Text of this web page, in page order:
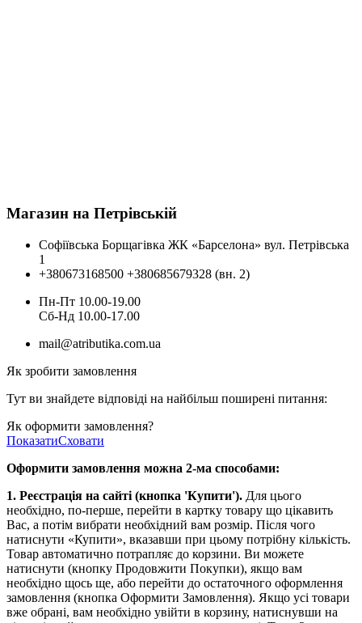
Магазин на Петрівській
Софіївська Борщагівка ЖК «Барселона» вул. Петрівська
1
+380673168500 +380685679328 (вн. 2)
Пн-Пт 10.00-19.00
Cб-Нд 10.00-17.00
mail@atributika.com.ua
Як зробити замовлення
Тут ви знайдете відповіді на найбільш поширені питання:
Як оформити замовлення?
ПоказатиСховати
Оформити замовлення можна 2-ма способами:
1. Реєстрація на сайті (кнопка 'Купити'). Для цього
необхідно, по-перше, перейти в картку товару що цікавить
Вас, а потім вибрати необхідний вам розмір. Після чого
натиснути «Купити», вказавши при цьому потрібну кількість.
Товар автоматично потрапляє до корзини. Ви можете
натиснути (кнопку Продовжити Покупки), якщо вам
необхідно щось ще, або перейти до остаточного оформлення
замовлення (кнопка Оформити Замовлення). Якщо усі товари
вже обрані, вам необхідно увійти в корзину, натиснувши на